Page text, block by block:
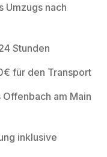
Umzugs nach
Stunden
für den Transport
am Main
inklusive